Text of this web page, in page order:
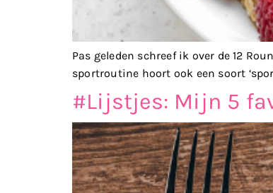
Pas geleden schreef ik over de 12
sportroutine hoort ook een soort
#Lijstjes: Mijn 5